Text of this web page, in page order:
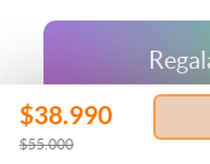
$38.990
$55.000